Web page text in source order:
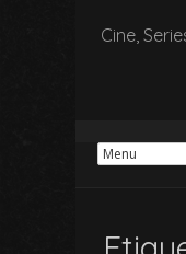
Cine,